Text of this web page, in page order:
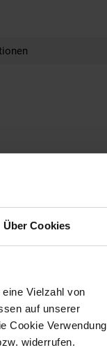
Über Cookies
Vielzahl von
auf unserer
Cookie Verwendung
widerrufen.